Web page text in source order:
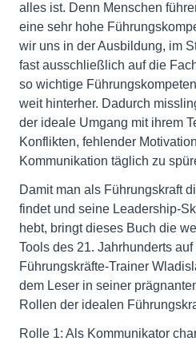
alles ist. Denn Menschen
eine sehr hohe
wir uns in der Ausbildung, im
fast ausschließlich auf die
so wichtige
weit hinterher. Dadurch
der ideale Umgang mit ihrem
Konflikten, fehlender
Kommunikation täglich zu
Damit man als Führungskraft
findet und seine Leadership-
hebt, bringt dieses Buch die
Tools des 21. Jahrhunderts
Führungskräfte-Trainer
dem Leser in seiner
Rollen der idealen
Rolle 1: Als Kommunikator